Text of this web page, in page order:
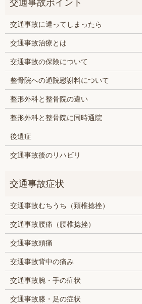
交通事故に遭ってしまったら
交通事故治療とは
交通事故の保険について
整骨院への通院慰謝料について
整形外科と整骨院の違い
整形外科と整骨院に同時通院
後遺症
交通事故後のリハビリ
交通事故むちうち（頚椎捻挫）
交通事故腰痛（腰椎捻挫）
交通事故頭痛
交通事故背中の痛み
交通事故腕・手の症状
交通事故膝・足の症状